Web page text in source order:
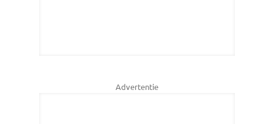
Advertentie